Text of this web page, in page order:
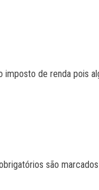
de renda pois
são